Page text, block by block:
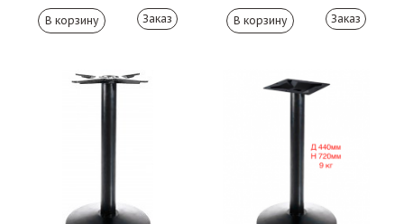
Заказ Заказ